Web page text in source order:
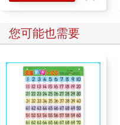
您可能也需要